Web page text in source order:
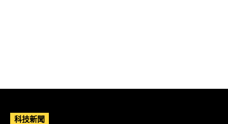
科技新聞